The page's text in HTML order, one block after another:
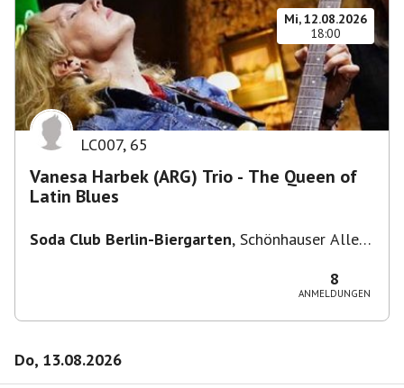
Mi, 12.08.2026
18:00
LC007, 65
Vanesa Harbek (ARG) Trio - The Queen of
Latin Blues
Soda Club Berlin-Biergarten, Schönhauser Allee
8
ANMELDUNGEN
Do, 13.08.2026